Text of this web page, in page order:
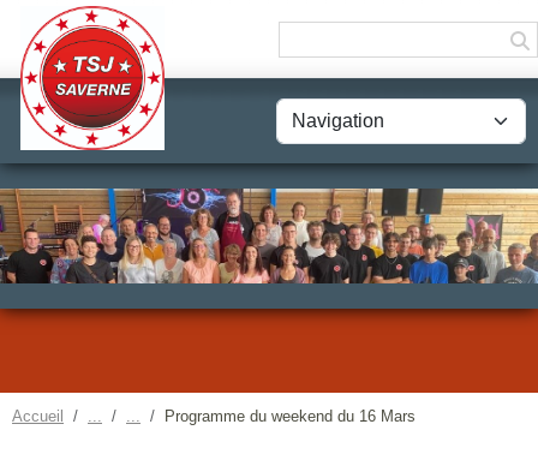
Accueil Programme du weekend du 16 Mars
Panneau de gestion des cookies